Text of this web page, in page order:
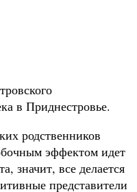
в Приднестровье.
родственников
эффектом идет
значит, все делается
представители